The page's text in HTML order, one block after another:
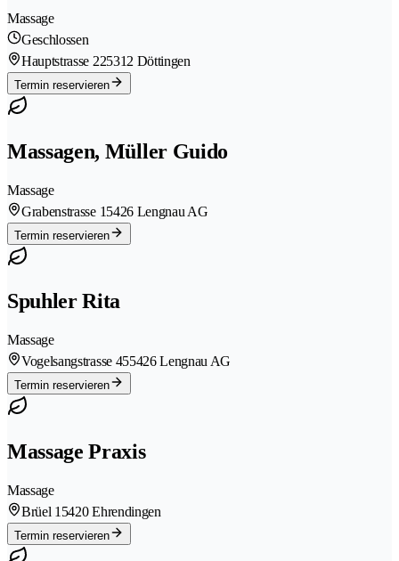
Massage
Geschlossen
Hauptstrasse 225312 Döttingen
Termin reservieren
Massagen, Müller Guido
Massage
Grabenstrasse 15426 Lengnau AG
Termin reservieren
Spuhler Rita
Massage
Vogelsangstrasse 455426 Lengnau AG
Termin reservieren
Massage Praxis
Massage
Brüel 1 5420 Ehrendingen
Termin reservieren